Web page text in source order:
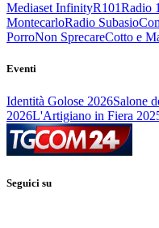
Mediaset InfinityR101Radio
MontecarloRadio Subasio
PorroNon SprecareCotto e
Eventi
Identità Golose 2026Salone
2026L'Artigiano in Fiera
Seguici su